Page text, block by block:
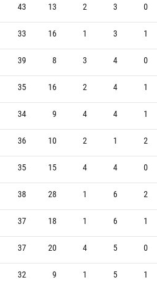
43 13 2 3 0
33 16 1 3 1
39 8 3 4 0
35 16 2 4 1
34 9 4 4 1
36 10 2 1 2
35 15 4 4 0
38 28 1 6 2
37 18 1 6 1
37 20 4 5 0
32 9 1 5 1